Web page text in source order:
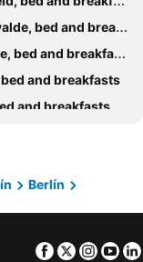
bed and breakfasts
bed and breakfasts
and breakfasts
and breakfasts
bed and breakfasts
Berlín
Facebook
Twitter